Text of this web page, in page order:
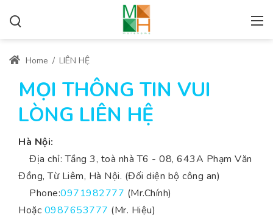
Home / LIÊN HỆ
MỌI THÔNG TIN VUI
LÒNG LIÊN HỆ
Hà Nội:
Địa chỉ: Tầng 3, toà nhà T6 - 08, 643A Phạm Văn
Đồng, Từ Liêm, Hà Nội. (Đối diện bộ công an)
Phone:0971982777 (Mr.Chính)
Hoặc 0987653777 (Mr. Hiệu)